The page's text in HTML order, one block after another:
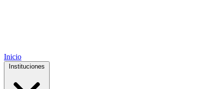
Inicio
Instituciones